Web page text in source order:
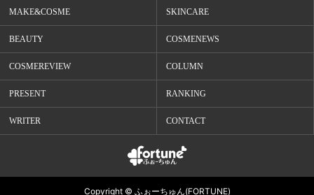
MAKE&COSME SKINCARE
BEAUTY COSMENEWS
COSMEREVIEW COLUMN
PRESENT RANKING
WRITER CONTACT
Copyright © ふぉーちゅん(FORTUNE)